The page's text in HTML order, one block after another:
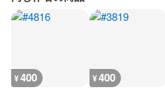
¥400 ¥400